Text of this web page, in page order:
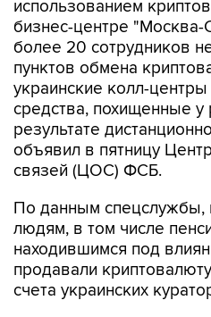
использованием
бизнес-центре
более 20 сотрудников
пунктов обмена
украинские колл-
средства, похищенные у
результате
объявил в пятницу
связей (ЦОС) ФСБ.
По данным спецслужбы,
людям, в том числе
находившимся под
продавали
счета украинских